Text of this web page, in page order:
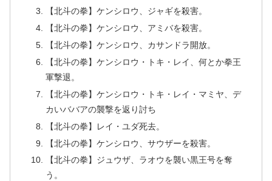
【北斗の拳】ケンシロウ、ジャギを殺害。
【北斗の拳】ケンシロウ、アミバを殺害。
【北斗の拳】ケンシロウ、カサンドラ開放。
【北斗の拳】ケンシロウ・トキ・レイ、何とか拳王
軍撃退。
【北斗の拳】ケンシロウ・トキ・レイ・マミヤ、デ
カいババアの襲撃を返り討ち
【北斗の拳】レイ・ユダ死去。
【北斗の拳】ケンシロウ、サウザーを殺害。
【北斗の拳】ジュウザ、ラオウを襲い黒王号を奪
う。